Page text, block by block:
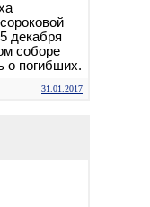
декабря
соборе
о погибших.
31.01.2017